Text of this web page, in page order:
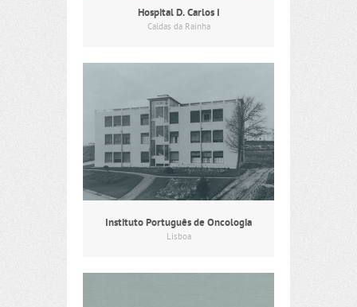
Hospital D. Carlos I
Caldas da Rainha
Instituto Português de Oncologia
Lisboa